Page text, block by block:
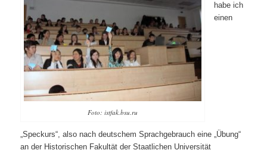
Foto: istfak.bsu.ru
habe ich
einen
„Speckurs“, also nach deutschem Sprachgebrauch eine „Übung“
an der Historischen Fakultät der Staatlichen Universität